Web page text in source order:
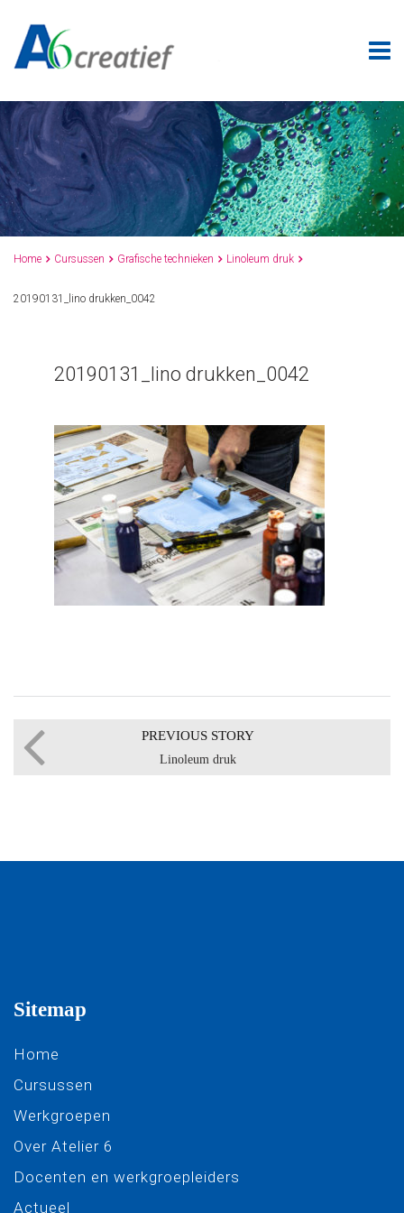
Home  Cursussen  Grafische technieken  Linoleum druk 
20190131_lino drukken_0042
20190131_lino drukken_0042
PREVIOUS STORY
Linoleum druk
Sitemap
Home
Cursussen
Werkgroepen
Over Atelier 6
Docenten en werkgroepleiders
Actueel